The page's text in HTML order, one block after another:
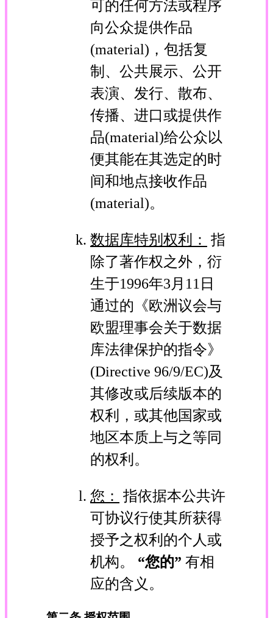
可的任何方法或程序
向公众提供作品
(material)，包括复
制、公共展示、公开
表演、发行、散布、
传播、进口或提供作
品(material)给公众以
便其能在其选定的时
间和地点接收作品
(material)。
数据库特别权利：
指
除了著作权之外，衍
生于1996年3月11日
通过的《欧洲议会与
欧盟理事会关于数据
库法律保护的指令》
(Directive 96/9/EC)及
其修改或后续版本的
权利，或其他国家或
地区本质上与之等同
的权利。
您：
指依据本公共许
可协议行使其所获得
授予之权利的个人或
机构。 “您的” 有相
应的含义。